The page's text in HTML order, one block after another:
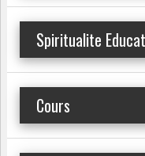
Spiritualite
Cours